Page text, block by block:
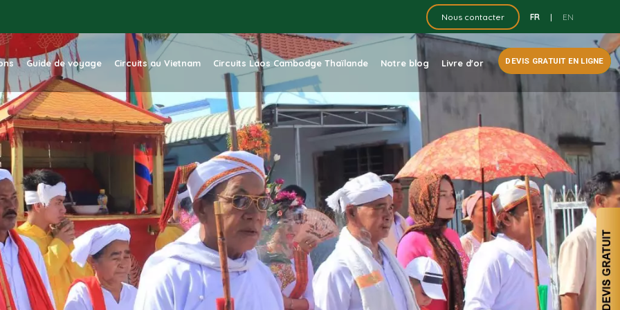
Nous contacter FR | EN
Guide de voyage Circuits au Vietnam Circuits Laos Cambodge Thaïlande Notre blog Livre d'or DEVIS GRATUIT EN LIGNE